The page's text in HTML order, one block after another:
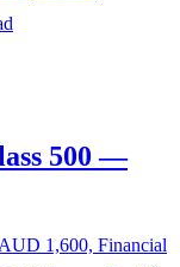
500 —
1,600, Financial